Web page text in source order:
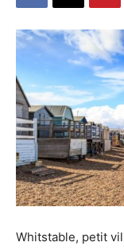
Whitstable, petit